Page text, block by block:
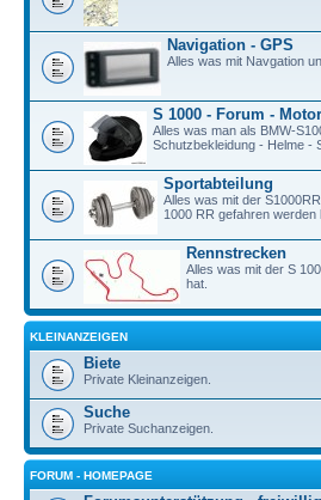
Navigation - GPS
Alles was mit Navgation
S 1000 - Forum -
Alles was man als BMW-
Schutzbekleidung - Helme -
Sportabteilung
Alles was mit der
1000 RR gefahren werden
Rennstrecken
Alles was mit der S
hat.
KLEINANZEIGEN
Biete
Private Kleinanzeigen.
Suche
Private Suchanzeigen.
FORUM - HOMEPAGE